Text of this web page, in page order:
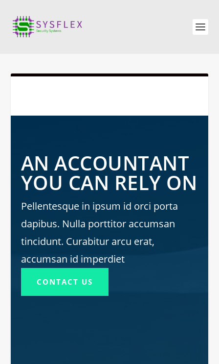
AN ACCOUNTANT
YOU CAN RELY ON
Pellentesque in ipsum id orci porta
dapibus. Nulla porttitor accumsan
tincidunt. Curabitur arcu erat,
accumsan id imperdiet
CONTACT US